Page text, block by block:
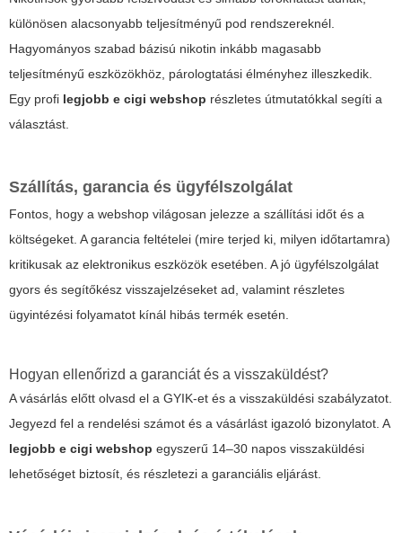
különösen alacsonyabb teljesítményű pod rendszereknél.
Hagyományos szabad bázisú nikotin inkább magasabb
teljesítményű eszközökhöz, párologtatási élményhez illeszkedik.
Egy profi legjobb e cigi webshop részletes útmutatókkal segíti a
választást.
Szállítás, garancia és ügyfélszolgálat
Fontos, hogy a webshop világosan jelezze a szállítási időt és a
költségeket. A garancia feltételei (mire terjed ki, milyen időtartamra)
kritikusak az elektronikus eszközök esetében. A jó ügyfélszolgálat
gyors és segítőkész visszajelzéseket ad, valamint részletes
ügyintézési folyamatot kínál hibás termék esetén.
Hogyan ellenőrizd a garanciát és a visszaküldést?
A vásárlás előtt olvasd el a GYIK-et és a visszaküldési szabályzatot.
Jegyezd fel a rendelési számot és a vásárlást igazoló bizonylatot. A
legjobb e cigi webshop egyszerű 14–30 napos visszaküldési
lehetőséget biztosít, és részletezi a garanciális eljárást.